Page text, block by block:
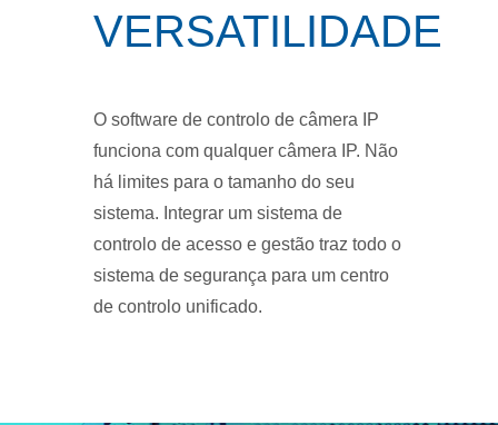
VERSATILIDADE
O software de controlo de câmera IP
funciona com qualquer câmera IP. Não
há limites para o tamanho do seu
sistema. Integrar um sistema de
controlo de acesso e gestão traz todo o
sistema de segurança para um centro
de controlo unificado.